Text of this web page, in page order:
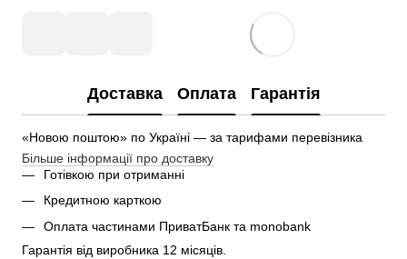
Доставка Оплата Гарантія
«Новою поштою» по Україні — за тарифами перевізника
Більше інформації про доставку
Готівкою при отриманні
Кредитною карткою
Оплата частинами ПриватБанк та monobank
Гарантія від виробника 12 місяців.